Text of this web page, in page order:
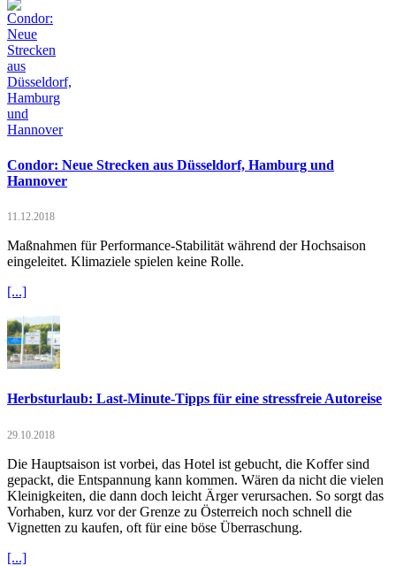
Condor: Neue Strecken aus Düsseldorf, Hamburg und
Hannover
11.12.2018
Maßnahmen für Performance-Stabilität während der Hochsaison
eingeleitet. Klimaziele spielen keine Rolle.
[...]
Herbsturlaub: Last-Minute-Tipps für eine stressfreie Autoreise
29.10.2018
Die Hauptsaison ist vorbei, das Hotel ist gebucht, die Koffer sind
gepackt, die Entspannung kann kommen. Wären da nicht die vielen
Kleinigkeiten, die dann doch leicht Ärger verursachen. So sorgt das
Vorhaben, kurz vor der Grenze zu Österreich noch schnell die
Vignetten zu kaufen, oft für eine böse Überraschung.
[...]